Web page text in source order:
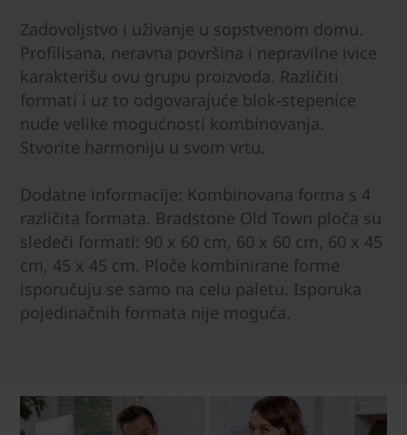
Zadovoljstvo i uživanje u sopstvenom domu.
Profilisana, neravna površina i nepravilne ivice
karakterišu ovu grupu proizvoda. Različiti
formati i uz to odgovarajuće blok-stepenice
nude velike mogućnosti kombinovanja.
Stvorite harmoniju u svom vrtu.
Dodatne informacije: Kombinovana forma s 4
različita formata. Bradstone Old Town ploča su
sledeći formati: 90 x 60 cm, 60 x 60 cm, 60 x 45
cm, 45 x 45 cm. Ploče kombinirane forme
isporučuju se samo na celu paletu. Isporuka
pojedinačnih formata nije moguća.